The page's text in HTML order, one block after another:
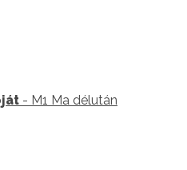
- M1 Ma délután